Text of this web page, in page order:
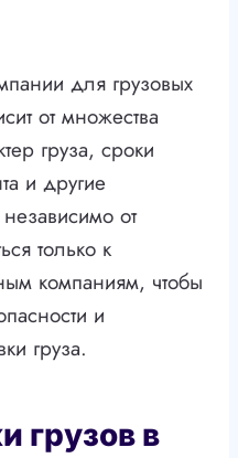
для грузовых
от множества
груза, сроки
и другие
от
только к
компаниям, чтобы
и
груза.
грузов в